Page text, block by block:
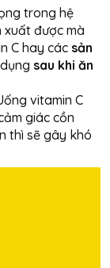
trong hệ
xuất được mà
C hay các sản
sau khi ăn
vitamin C
giác cồn
thì sẽ gây khó